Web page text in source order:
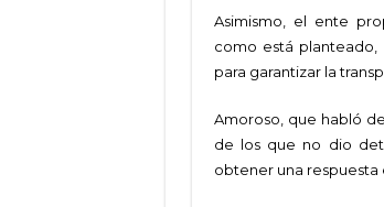
Asimismo, el ente
como está planteado,
para garantizar la
Amoroso, que habló
de los que no dio
obtener una respuesta